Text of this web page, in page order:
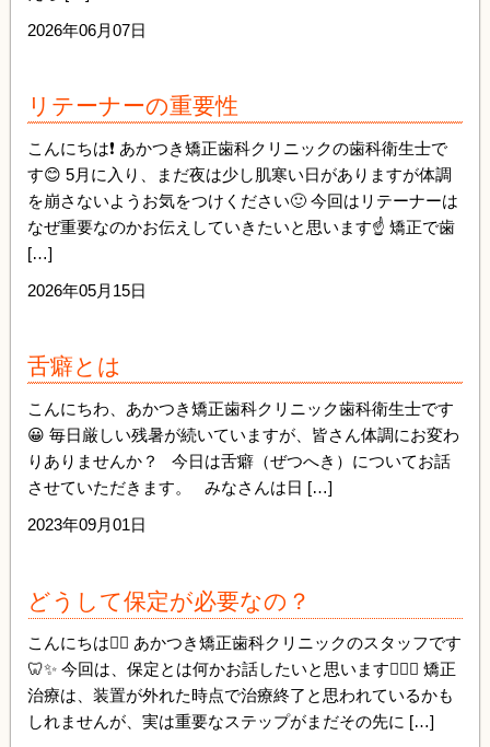
2026年06月07日
リテーナーの重要性
こんにちは❗️ あかつき矯正歯科クリニックの歯科衛生士で
す😊 5月に入り、まだ夜は少し肌寒い日がありますが体調
を崩さないようお気をつけください🙂 今回はリテーナーは
なぜ重要なのかお伝えしていきたいと思います☝️ 矯正で歯
[…]
2026年05月15日
舌癖とは
こんにちわ、あかつき矯正歯科クリニック歯科衛生士です
😀 毎日厳しい残暑が続いていますが、皆さん体調にお変わ
りありませんか？ 今日は舌癖（ぜつへき）についてお話
させていただきます。 みなさんは日 […]
2023年09月01日
どうして保定が必要なの？
こんにちは🙋‍♀️ あかつき矯正歯科クリニックのスタッフです
🦷✨ 今回は、保定とは何かお話したいと思います💁🏻‍♀️ 矯正
治療は、装置が外れた時点で治療終了と思われているかも
しれませんが、実は重要なステップがまだその先に […]